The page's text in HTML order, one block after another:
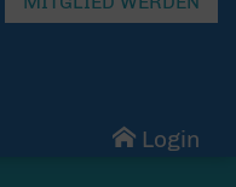
Login